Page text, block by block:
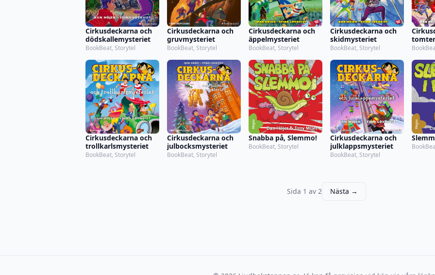
Cirkusdeckarna och
dödskallemysteriet
BookBeat, Storytel
Cirkusdeckarna och
gruvmysteriet
BookBeat, Storytel
Cirkusdeckarna och
äppelmysteriet
BookBeat, Storytel
Cirkusdeckarna och
skidmysteriet
BookBeat, Storytel
Cirkusdeckarna och
trollkarlsmysteriet
BookBeat, Storytel
Cirkusdeckarna och
julbocksmysteriet
BookBeat, Storytel
Snabba på, Slemmo!
BookBeat, Storytel
Cirkusdeckarna och
julklappsmysteriet
BookBeat, Storytel
Sida 1 av 2 Nästa →